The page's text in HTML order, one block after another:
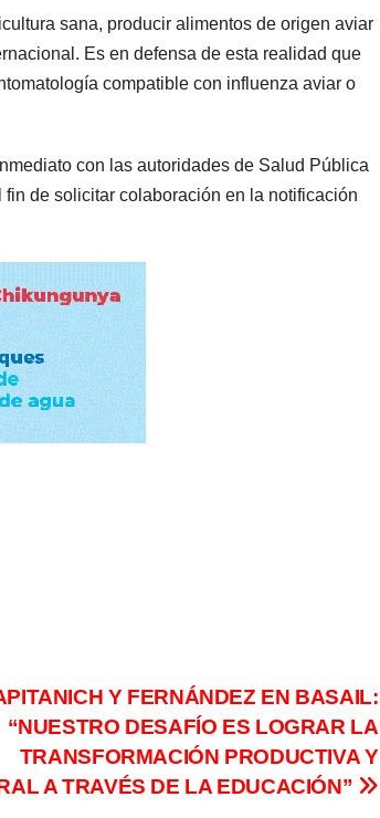
sana, producir alimentos de origen aviar
Es en defensa de esta realidad que
compatible con influenza aviar o
con las autoridades de Salud Pública
de solicitar colaboración en la notificación
Y FERNÁNDEZ EN BASAIL:
“NUESTRO DESAFÍO ES LOGRAR LA
TRANSFORMACIÓN PRODUCTIVA Y
A TRAVÉS DE LA EDUCACIÓN”